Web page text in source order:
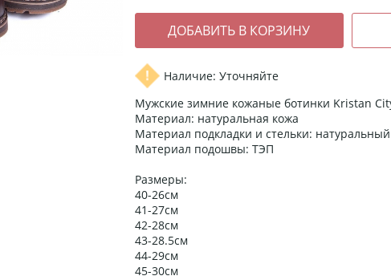
Наличие: Уточняйте
Мужские зимние кожаные ботинки Kristan
Материал: натуральная кожа
Материал подкладки и стельки:
Материал подошвы: ТЭП
Размеры:
40-26см
41-27см
42-28см
43-28.5см
44-29см
45-30см